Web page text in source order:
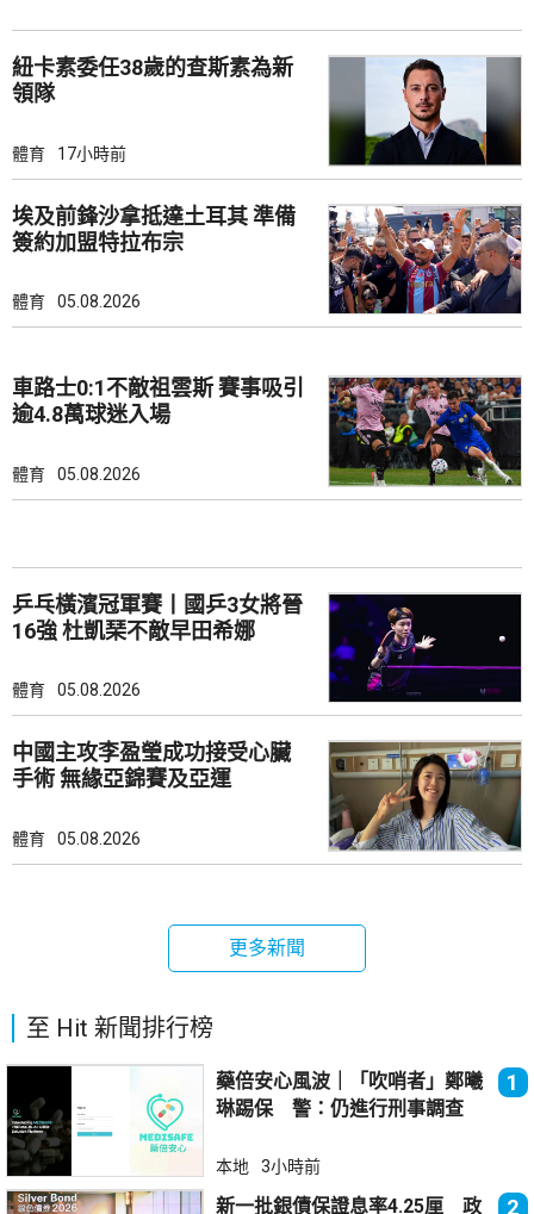
紐卡素委任38歲的查斯素為新
領隊
體育 17小時前
埃及前鋒沙拿抵達土耳其 準備
簽約加盟特拉布宗
體育 05.08.2026
車路士0:1不敵祖雲斯 賽事吸引
逾4.8萬球迷入場
體育 05.08.2026
乒乓橫濱冠軍賽丨國乒3女將晉
16強 杜凱琹不敵早田希娜
體育 05.08.2026
中國主攻李盈瑩成功接受心臟
手術 無緣亞錦賽及亞運
體育 05.08.2026
更多新聞
至 Hit 新聞排行榜
藥倍安心風波｜「吹哨者」鄭曦
琳踢保 警：仍進行刑事調查
1
本地 3小時前
新一批銀債保證息率4.25厘 政
2